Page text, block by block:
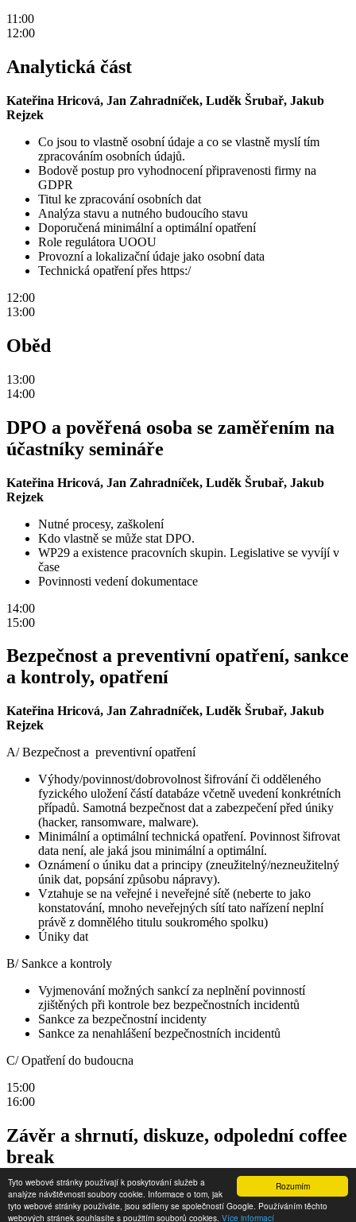
Rozumím
Tyto webové stránky používají k poskytování služeb a
analýze návštěvnosti soubory cookie. Informace o tom, jak
tyto webové stránky používáte, jsou sdíleny se společností Google. Používáním těchto
webových stránek souhlasíte s použitím souborů cookies. Více informací
11:00
12:00
Analytická část
Kateřina Hricová, Jan Zahradníček, Luděk Šrubař, Jakub
Rejzek
Co jsou to vlastně osobní údaje a co se vlastně myslí tím
zpracováním osobních údajů.
Bodově postup pro vyhodnocení připravenosti firmy na
GDPR
Titul ke zpracování osobních dat
Analýza stavu a nutného budoucího stavu
Doporučená minimální a optimální opatření
Role regulátora UOOU
Provozní a lokalizační údaje jako osobní data
Technická opatření přes https:/
12:00
13:00
Oběd
13:00
14:00
DPO a pověřená osoba se zaměřením na
účastníky semináře
Kateřina Hricová, Jan Zahradníček, Luděk Šrubař, Jakub
Rejzek
Nutné procesy, zaškolení
Kdo vlastně se může stat DPO.
WP29 a existence pracovních skupin. Legislative se vyvíjí v
čase
Povinnosti vedení dokumentace
14:00
15:00
Bezpečnost a preventivní opatření, sankce
a kontroly, opatření
Kateřina Hricová, Jan Zahradníček, Luděk Šrubař, Jakub
Rejzek
A/ Bezpečnost a preventivní opatření
Výhody/povinnost/dobrovolnost šifrování či odděleného
fyzického uložení částí databáze včetně uvedení konkrétních
případů. Samotná bezpečnost dat a zabezpečení před úniky
(hacker, ransomware, malware).
Minimální a optimální technická opatření. Povinnost šifrovat
data není, ale jaká jsou minimální a optimální.
Oznámení o úniku dat a principy (zneužitelný/nezneužitelný
únik dat, popsání způsobu nápravy).
Vztahuje se na veřejné i neveřejné sítě (neberte to jako
konstatování, mnoho neveřejných sítí tato nařízení neplní
právě z domnělého titulu soukromého spolku)
Úniky dat
B/ Sankce a kontroly
Vyjmenování možných sankcí za neplnění povinností
zjištěných při kontrole bez bezpečnostních incidentů
Sankce za bezpečnostní incidenty
Sankce za nenahlášení bezpečnostních incidentů
C/ Opatření do budoucna
15:00
16:00
Závěr a shrnutí, diskuze, odpolední coffee
break
Copyright © 2024 -Internet pro všechny
Zásady zpracování osobních údajů|Podmínky užití|